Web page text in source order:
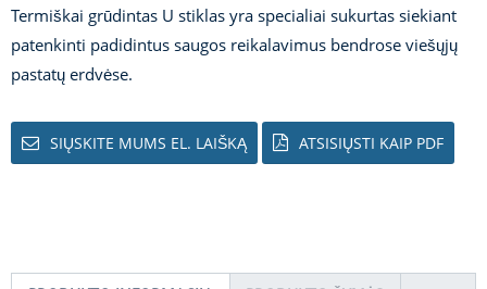
Termiškai grūdintas U stiklas yra specialiai sukurtas siekiant
patenkinti padidintus saugos reikalavimus bendrose viešųjų
pastatų erdvėse.
SIŲSKITE MUMS EL. LAIŠKĄ ATSISIŲSTI KAIP PDF